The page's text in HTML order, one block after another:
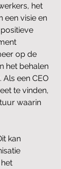
het
een visie en
op de
het behalen
een CEO
te vinden,
waarin
kan